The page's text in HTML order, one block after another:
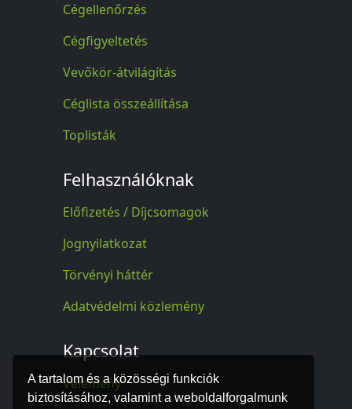
A tartalom és a közösségi funkciók
biztosításához, valamint a weboldalforgalmunk
Cégellenőrzés
Cégfigyeltetés
Vevőkör-átvilágítás
Céglista összeállítása
Toplisták
Felhasználóknak
Előfizetés / Díjcsomagok
Jognyilatkozat
Törvényi háttér
Adatvédelmi közlemény
Kapcsolat
Vélemény